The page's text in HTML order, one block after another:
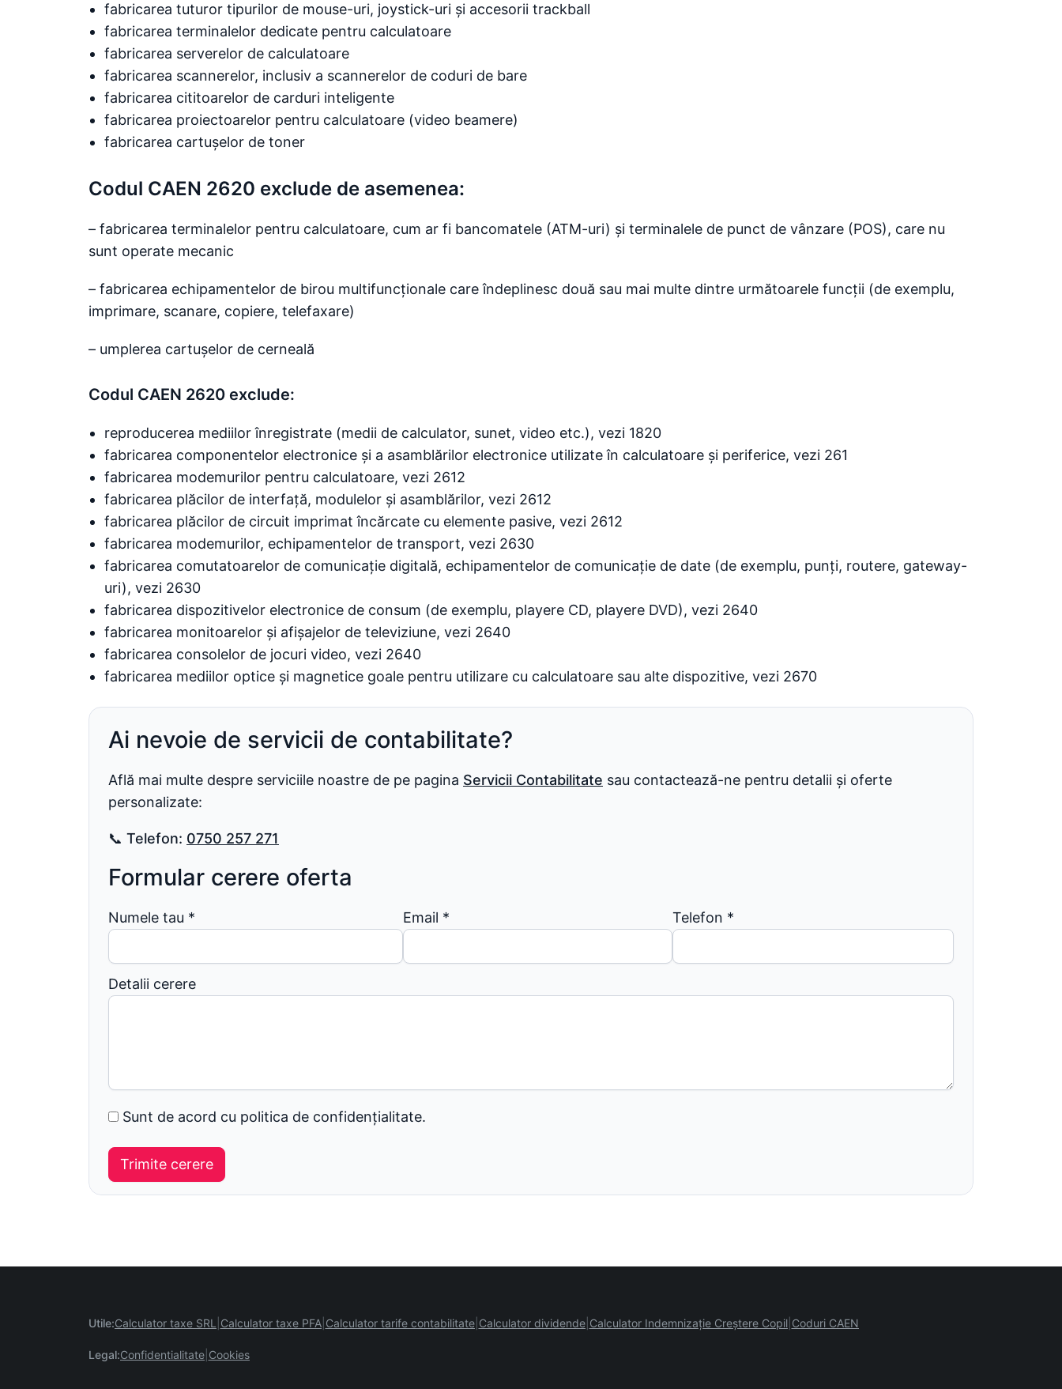
fabricarea tuturor tipurilor de mouse-uri, joystick-uri și accesorii trackball
fabricarea terminalelor dedicate pentru calculatoare
fabricarea serverelor de calculatoare
fabricarea scannerelor, inclusiv a scannerelor de coduri de bare
fabricarea cititoarelor de carduri inteligente
fabricarea proiectoarelor pentru calculatoare (video beamere)
fabricarea cartușelor de toner
Codul CAEN 2620 exclude de asemenea:
– fabricarea terminalelor pentru calculatoare, cum ar fi bancomatele (ATM-uri) și terminalele de punct de vânzare (POS), care nu
sunt operate mecanic
– fabricarea echipamentelor de birou multifuncționale care îndeplinesc două sau mai multe dintre următoarele funcții (de exemplu,
imprimare, scanare, copiere, telefaxare)
– umplerea cartușelor de cerneală
Codul CAEN 2620 exclude:
reproducerea mediilor înregistrate (medii de calculator, sunet, video etc.), vezi 1820
fabricarea componentelor electronice și a asamblărilor electronice utilizate în calculatoare și periferice, vezi 261
fabricarea modemurilor pentru calculatoare, vezi 2612
fabricarea plăcilor de interfață, modulelor și asamblărilor, vezi 2612
fabricarea plăcilor de circuit imprimat încărcate cu elemente pasive, vezi 2612
fabricarea modemurilor, echipamentelor de transport, vezi 2630
fabricarea comutatoarelor de comunicație digitală, echipamentelor de comunicație de date (de exemplu, punți, routere, gateway-
uri), vezi 2630
fabricarea dispozitivelor electronice de consum (de exemplu, playere CD, playere DVD), vezi 2640
fabricarea monitoarelor și afișajelor de televiziune, vezi 2640
fabricarea consolelor de jocuri video, vezi 2640
fabricarea mediilor optice și magnetice goale pentru utilizare cu calculatoare sau alte dispozitive, vezi 2670
Ai nevoie de servicii de contabilitate?
Află mai multe despre serviciile noastre de pe pagina Servicii Contabilitate sau contactează-ne pentru detalii și oferte
personalizate:
📞 Telefon: 0750 257 271
Formular cerere oferta
Numele tau * Email * Telefon *
Detalii cerere
Sunt de acord cu politica de confidențialitate.
Utile:Calculator taxe SRL Calculator taxe PFA Calculator tarife contabilitate Calculator dividende Calculator Indemnizație Creștere Copil Coduri CAEN
Legal:Confidentialitate Cookies